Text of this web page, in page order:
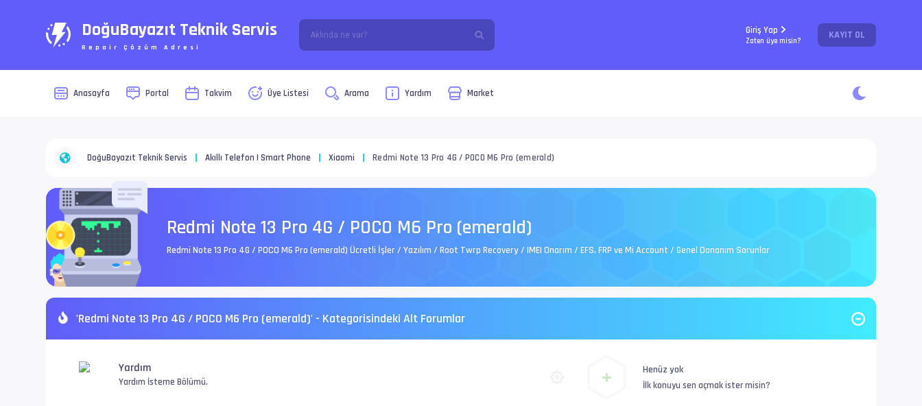
DoğuBayazıt Teknik Servis
Repair Çözüm Adresi
Giriş Yap
Zaten üye misin? KAYIT OL
Anasayfa Portal Takvim Üye Listesi Arama Yardım Market
DoğuBayazıt Teknik Servis Akıllı Telefon | Smart Phone Xiaomi Redmi Note 13 Pro 4G / POCO M6 Pro (emerald)
Redmi Note 13 Pro 4G / POCO M6 Pro (emerald)
Redmi Note 13 Pro 4G / POCO M6 Pro (emerald) Ücretli İşler / Yazılım / Root Twrp Recovery / IMEI Onarım / EFS, FRP ve Mi Account / Genel Donanım Sorunlar
'Redmi Note 13 Pro 4G / POCO M6 Pro (emerald)' - Kategorisindeki Alt Forumlar
Yardım
Yardım İsteme Bölümü.
Henüz yok
İlk konuyu sen açmak ister misin?